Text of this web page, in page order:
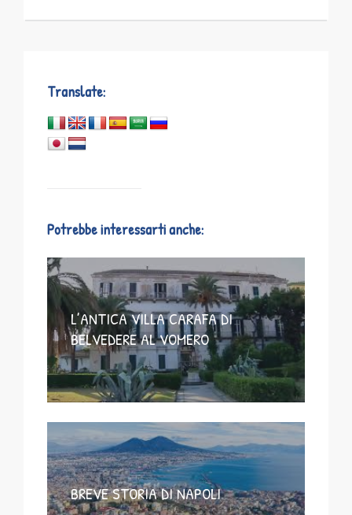
Translate:
Potrebbe interessarti anche:
L’ANTICA VILLA CARAFA DI
BELVEDERE AL VOMERO
BREVE STORIA DI NAPOLI